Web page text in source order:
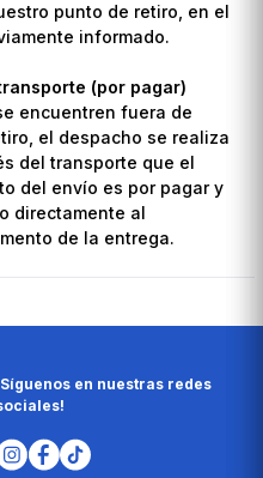
punto de retiro, en el
informado.
(por pagar)
encuentren fuera de
el despacho se realiza
del transporte que el
del envío es por pagar y
directamente al
de la entrega.
en nuestras redes